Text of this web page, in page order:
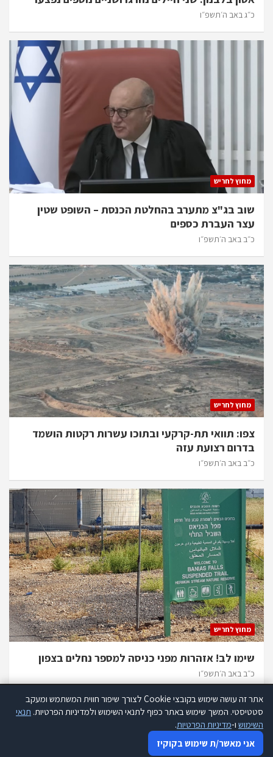
כ״ג באב ה׳תשפ״ו
מחוץ לחריש
שוב בג"צ מתערב בהחלטת הכנסת – השופט שטין
עצר העברת כספים
כ״ב באב ה׳תשפ״ו
מחוץ לחריש
צפו: תוואי תת-קרקעי ובתוכו עשרות רקטות הושמד
בדרום רצועת עזה
כ״ב באב ה׳תשפ״ו
מחוץ לחריש
שימו לב! אזהרות מפני כניסה למספר נחלים בצפון
כ״ב באב ה׳תשפ״ו
כל הזכויות שמורות להנהלת אתר 634 |
מדיניות פרטיות
אתר זה עושה שימוש בקובצי Cookie לצורך שיפור חווית המשתמש ומעקב
סטטיסטי. המשך שימוש באתר כפוף לתנאי השימוש ולמדיניות הפרטיות. תנאי
השימוש ו-מדיניות הפרטיות.
אני מאשר/ת שימוש בקוקיז
אתר זה עושה שימוש בקוקיז לצורך שיפור חווית המשתמש ומעקב סטטיסטי.
קרא עוד
אני מאשר שימוש בקוקיז